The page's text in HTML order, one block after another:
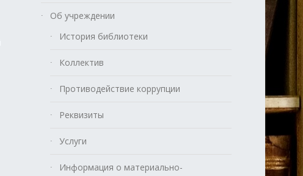
Об учреждении
История библиотеки
Коллектив
Противодействие коррупции
Реквизиты
Услуги
Информация о материально-